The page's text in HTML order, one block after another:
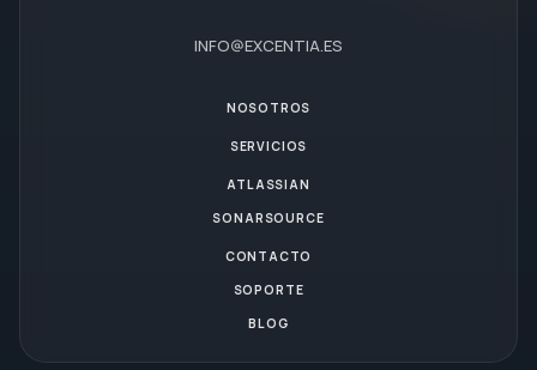
INFO@EXCENTIA.ES
NOSOTROS
SERVICIOS
ATLASSIAN
SONARSOURCE
CONTACTO
SOPORTE
BLOG